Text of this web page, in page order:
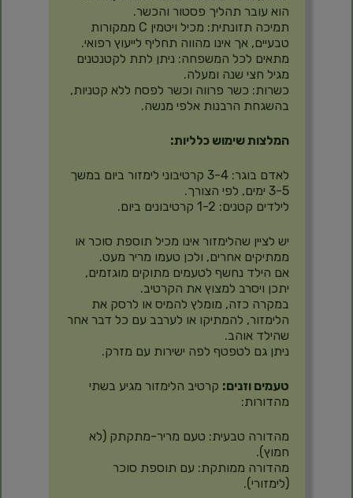
הוא עובר תהליך פסטור והכשר.
תמיכה תזונתית: מכיל ויטמין C ממקורות
טבעיים, אך אינו מהווה תחליף לייעוץ רפואי.
מתאים לכל המשפחה: ניתן לתת לקטנטנים
מגיל חצי שנה ומעלה.
כשרות: כשר פרווה וכשר לפסח ללא קטניות,
בהשגחת הרבנות אלפי מנשה.
המלצות שימוש כלליות:
לאדם בוגר: 3-4 קרטיבוני לימזור ביום במשך
3-5 ימים, לפי הצורך.
לילדים קטנים: 1-2 קרטיבונים ביום.
יש לציין שהלימזור אינו מכיל תוספת סוכר או
ממתיקים אחרים, ולכן טעמו מריר מעט.
אם הילד נחשף לטעמים מתוקים מוגזמים,
יתכן ויסרב למצוץ את הקרטיב.
במקרה כזה, מומלץ להמיס או לרסק את
הלימזור, להמתיקו או לערבב עם כל דבר אחר
שהילד אוהב.
ניתן גם לטפטף לפה ישירות עם מזרק.
טעמים וזנים: קרטיב הלימזור מגיע בשתי
מהדורות:
מהדורה טבעית: טעם מריר-מתקתק (לא
חמוץ).
מהדורה ממותקת: עם תוספת סוכר
(לימזורי).